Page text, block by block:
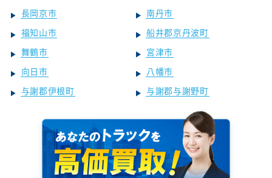
長岡京市
南丹市
福知山市
船井郡京丹波町
舞鶴市
宮津市
向日市
八幡市
与謝郡伊根町
与謝郡与謝野町